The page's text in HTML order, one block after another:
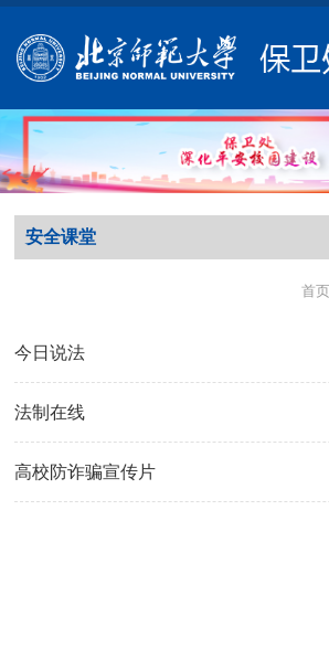
安全课堂
首页
今日说法
法制在线
高校防诈骗宣传片